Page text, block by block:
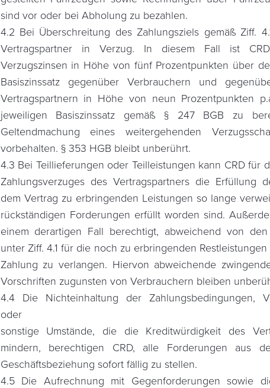
sind vor oder bei Abholung zu bezahlen.
4.2 Bei Überschreitung des Zahlungsziels gemäß Ziff.
Vertragspartner in Verzug. In diesem Fall ist
Verzugszinsen in Höhe von fünf Prozentpunkten über
Basiszinssatz gegenüber Verbrauchern und
Vertragspartnern in Höhe von neun Prozentpunkten
jeweiligen Basiszinssatz gemäß § 247 BGB zu
Geltendmachung eines weitergehenden
vorbehalten. § 353 HGB bleibt unberührt.
4.3 Bei Teillieferungen oder Teilleistungen kann CRD für
Zahlungsverzuges des Vertragspartners die Erfüllung
dem Vertrag zu erbringenden Leistungen so lange
rückständigen Forderungen erfüllt worden sind.
einem derartigen Fall berechtigt, abweichend von den
unter Ziff. 4.1 für die noch zu erbringenden Restleistungen
Zahlung zu verlangen. Hiervon abweichende
Vorschriften zugunsten von Verbrauchern bleiben
4.4 Die Nichteinhaltung der Zahlungsbedingungen,
oder
sonstige Umstände, die die Kreditwürdigkeit des
mindern, berechtigen CRD, alle Forderungen aus
Geschäftsbeziehung sofort fällig zu stellen.
4.5 Die Aufrechnung mit Gegenforderungen sowie